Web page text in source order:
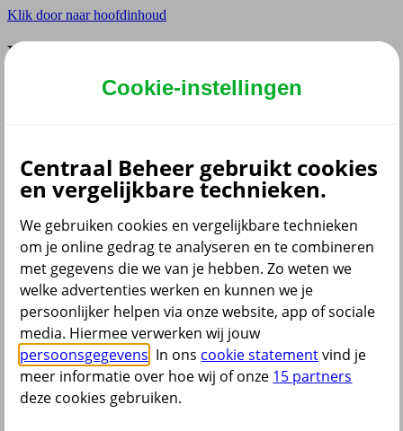
Klik door naar hoofdinhoud
Hoofdmenu navigatie
Instellingen
Dyslexie lettertype
Aan / Uit
Cookies aanpassen
Cookie-instellingen
Centraal Beheer gebruikt cookies
en vergelijkbare technieken.
We gebruiken cookies en vergelijkbare technieken
om je online gedrag te analyseren en te combineren
met gegevens die we van je hebben. Zo weten we
welke advertenties werken en kunnen we je
persoonlijker helpen via onze website, app of sociale
media. Hiermee verwerken wij jouw
persoonsgegevens . In ons cookie statementvind je
meer informatie over hoe wij of onze 15 partners
deze cookies gebruiken.